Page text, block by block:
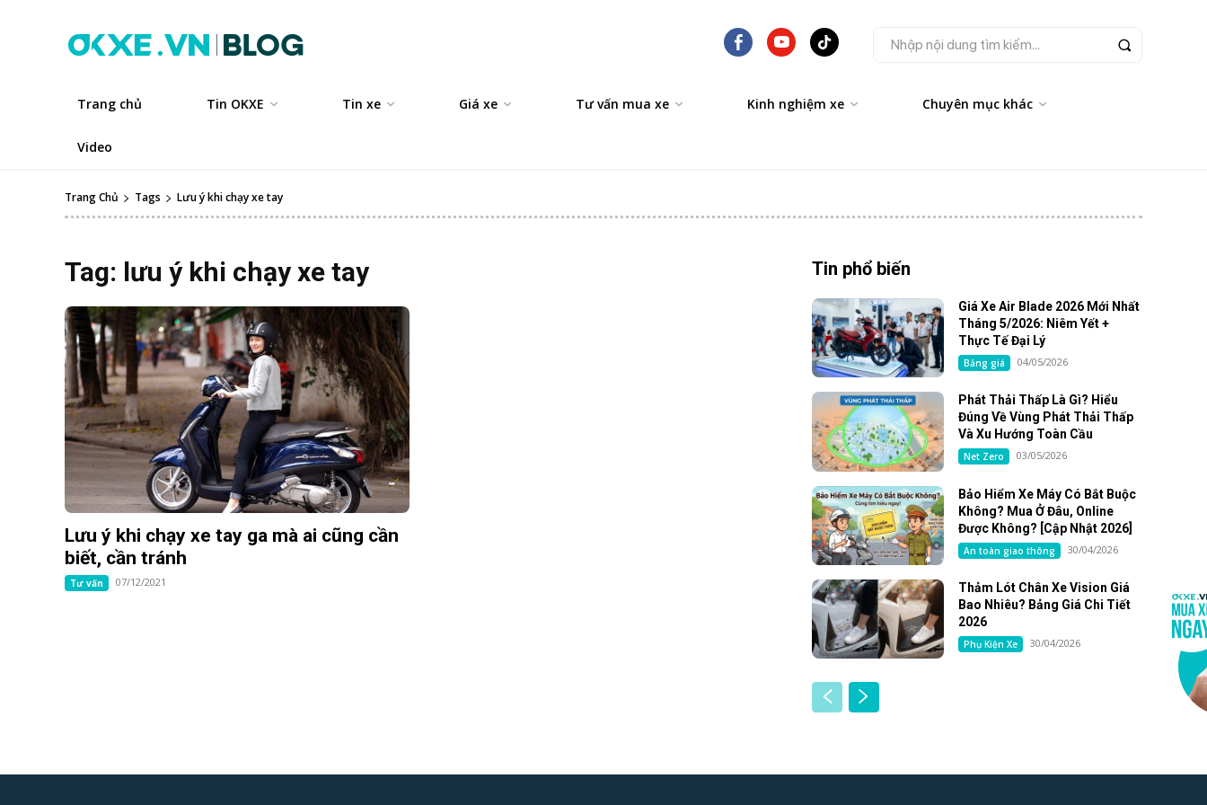
Nhập nội dung tìm kiếm...
Trang chủ Tin OKXE Tin xe Giá xe Tư vấn mua xe Kinh nghiệm xe Chuyên mục khác
Video
Trang Chủ Tags Lưu ý khi chạy xe tay
Tag: lưu ý khi chạy xe tay
Lưu ý khi chạy xe tay ga mà ai cũng cần
biết, cần tránh
Tư vấn 07/12/2021
Tin phổ biến
Giá Xe Air Blade 2026 Mới Nhất
Tháng 5/2026: Niêm Yết +
Thực Tế Đại Lý
Bảng giá 04/05/2026
Phát Thải Thấp Là Gì? Hiểu
Đúng Về Vùng Phát Thải Thấp
Và Xu Hướng Toàn Cầu
Net Zero 03/05/2026
Bảo Hiểm Xe Máy Có Bắt Buộc
Không? Mua Ở Đâu, Online
Được Không? [Cập Nhật 2026]
An toàn giao thông 30/04/2026
Thảm Lót Chân Xe Vision Giá
Bao Nhiêu? Bảng Giá Chi Tiết
2026
Phụ Kiện Xe 30/04/2026